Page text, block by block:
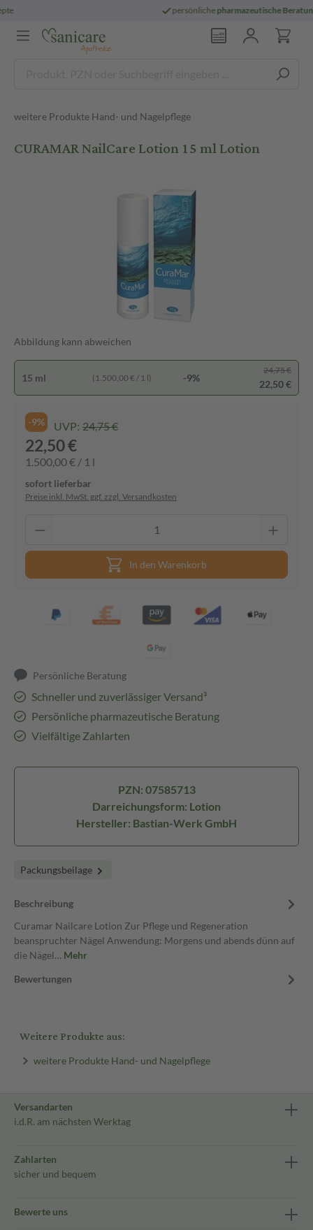
pharmazeutische Beratung
weitere Produkte Hand- und Nagelpflege
CURAMAR NailCare Lotion 15 ml Lotion
Abbildung kann abweichen
15 ml (1.500,00 € / 1 l) -9%
24,75 €
22,50 €
-9% UVP: 24,75 €
22,50 €
1.500,00 € / 1 l
sofort lieferbar
Preise inkl. MwSt. ggf. zzgl. Versandkosten
In den Warenkorb
Persönliche Beratung
Schneller und zuverlässiger Versand³
Persönliche pharmazeutische Beratung
Vielfältige Zahlarten
PZN: 07585713
Darreichungsform: Lotion
Hersteller: Bastian-Werk GmbH
Packungsbeilage
Beschreibung
Curamar Nailcare Lotion Zur Pflege und Regeneration
beanspruchter Nägel Anwendung: Morgens und abends dünn auf
die Nägel… Mehr
Bewertungen
Weitere Produkte aus:
weitere Produkte Hand- und Nagelpflege
Versandarten
i.d.R. am nächsten Werktag
Zahlarten
sicher und bequem
Bewerte uns